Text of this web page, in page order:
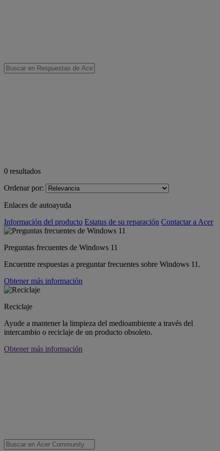
0 resultados
Ordenar por:
Enlaces de autoayuda
Información del producto Estatus de su reparación Contactar a Acer
Preguntas frecuentes de Windows 11
Encuentre respuestas a preguntar frecuentes sobre Windows 11.
Obtener más información
Reciclaje
Ayude a mantener la limpieza del medioambiente a través del
intercambio o reciclaje de un producto obsoleto.
Obtener más información